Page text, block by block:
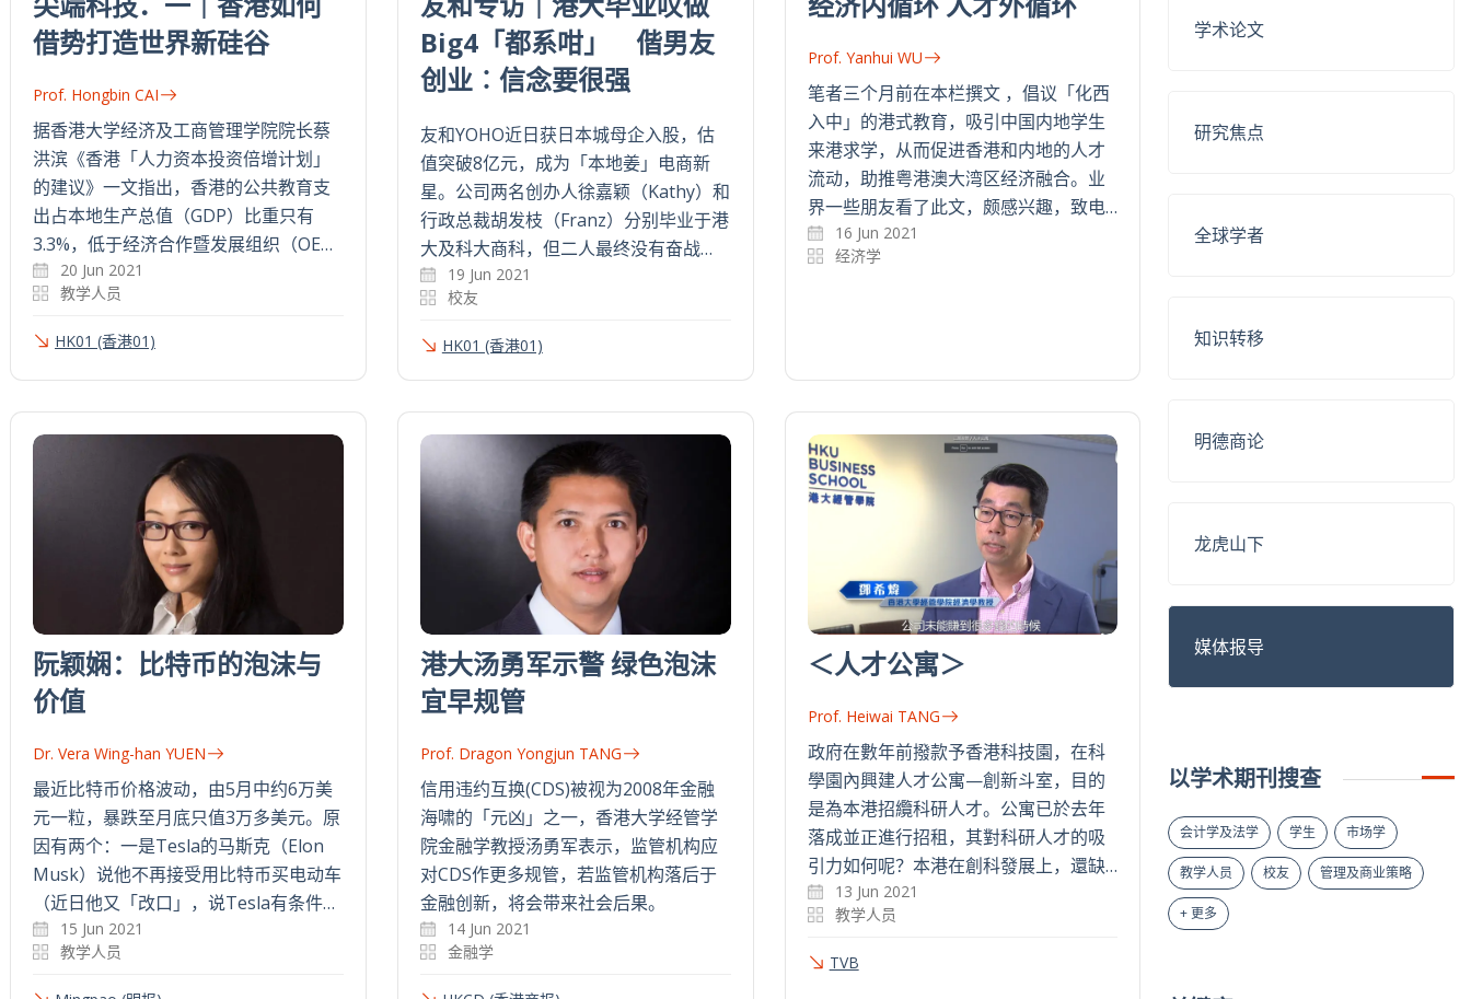
借势打造世界新硅谷
Prof. Hongbin CAI
据香港大学经济及工商管理学院院长蔡
洪滨《香港「人力资本投资倍增计划」
的建议》一文指出，香港的公共教育支
出占本地生产总值（GDP）比重只有
3.3%，低于经济合作暨发展组织（OE…
20 Jun 2021
教学人员
HK01 (香港01)
Big4「都系咁」 偕男友
创业︰信念要很强
友和YOHO近日获日本城母企入股，估
值突破8亿元，成为「本地姜」电商新
星。公司两名创办人徐嘉颖（Kathy）和
行政总裁胡发枝（Franz）分别毕业于港
大及科大商科，但二人最终没有奋战…
19 Jun 2021
校友
HK01 (香港01)
Prof. Yanhui WU
笔者三个月前在本栏撰文 ，倡议「化西
入中」的港式教育，吸引中国内地学生
来港求学，从而促进香港和内地的人才
流动，助推粤港澳大湾区经济融合。业
界一些朋友看了此文，颇感兴趣，致电…
16 Jun 2021
经济学
阮颖娴：比特币的泡沫与
价值
Dr. Vera Wing-han YUEN
最近比特币价格波动，由5月中约6万美
元一粒，暴跌至月底只值3万多美元。原
因有两个：一是Tesla的马斯克（Elon
Musk）说他不再接受用比特币买电动车
（近日他又「改口」，说Tesla有条件…
15 Jun 2021
教学人员
港大汤勇军示警 绿色泡沫
宜早规管
Prof. Dragon Yongjun TANG
信用违约互换(CDS)被视为2008年金融
海啸的「元凶」之一，香港大学经管学
院金融学教授汤勇军表示，监管机构应
对CDS作更多规管，若监管机构落后于
金融创新，将会带来社会后果。
14 Jun 2021
金融学
＜人才公寓＞
Prof. Heiwai TANG
政府在數年前撥款予香港科技園，在科
學園內興建人才公寓—創新斗室，目的
是為本港招纜科研人才。公寓已於去年
落成並正進行招租，其對科研人才的吸
引力如何呢？本港在創科發展上，還缺…
13 Jun 2021
教学人员
TVB
学术论文
研究焦点
全球学者
知识转移
明德商论
龙虎山下
媒体报导
以学术期刊搜查
会计学及法学 学生 市场学
教学人员 校友 管理及商业策略
+ 更多